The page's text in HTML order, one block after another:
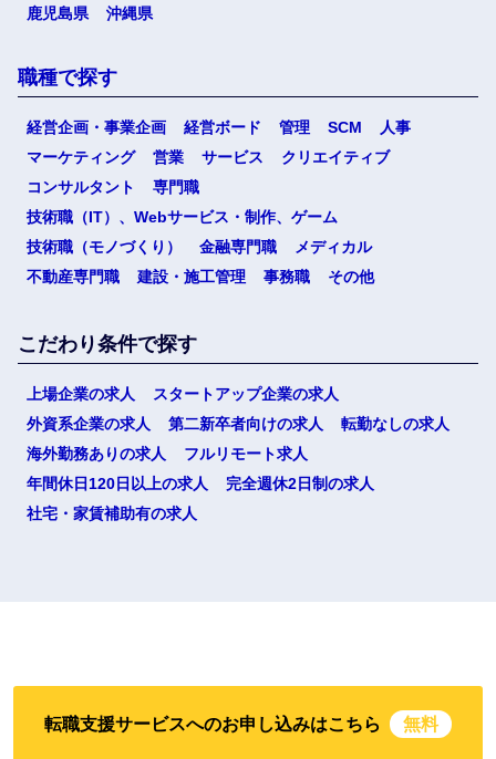
鹿児島県
沖縄県
職種で探す
経営企画・事業企画 経営ボード 管理 SCM
人事
マーケティング
営業 サービス
クリエイティブ
コンサルタント
専門職
技術職（IT）、Webサービス・制作、ゲーム
技術職（モノづくり）
金融専門職
メディカル
不動産専門職
建設・施工管理 事務職 その他
こだわり条件で探す
上場企業の求人
スタートアップ企業の求人
外資系企業の求人
第二新卒者向けの求人
転勤なしの求人
海外勤務ありの求人
フルリモート求人
年間休日120日以上の求人
完全週休2日制の求人
社宅・家賃補助有の求人
転職支援サービスへのお申し込みはこちら 無料